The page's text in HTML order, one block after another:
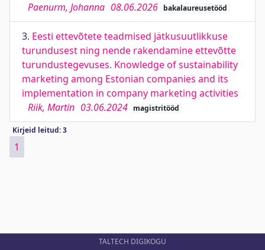
Paenurm, Johanna 08.06.2026 bakalaureusetööd
3. Eesti ettevõtete teadmised jätkusuutlikkuse
turundusest ning nende rakendamine ettevõtte
turundustegevuses. Knowledge of sustainability
marketing among Estonian companies and its
implementation in company marketing activities
Riik, Martin 03.06.2024 magistritööd
Kirjeid leitud: 3
1
TALTECH DIGIKOGU